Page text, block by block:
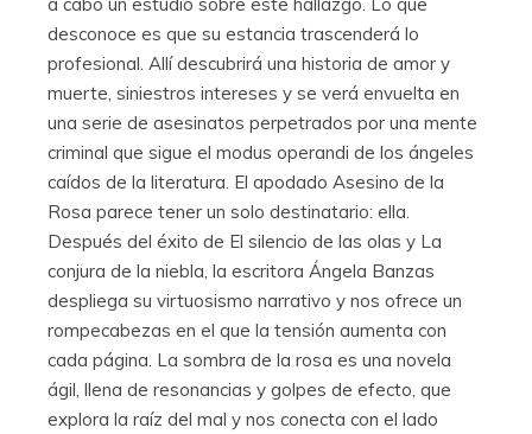
desconoce es que su estancia trascenderá lo
profesional. Allí descubrirá una historia de amor y
muerte, siniestros intereses y se verá envuelta en
una serie de asesinatos perpetrados por una mente
criminal que sigue el modus operandi de los ángeles
caídos de la literatura. El apodado Asesino de la
Rosa parece tener un solo destinatario: ella.
Después del éxito de El silencio de las olas y La
conjura de la niebla, la escritora Ángela Banzas
despliega su virtuosismo narrativo y nos ofrece un
rompecabezas en el que la tensión aumenta con
cada página. La sombra de la rosa es una novela
ágil, llena de resonancias y golpes de efecto, que
explora la raíz del mal y nos conecta con el lado